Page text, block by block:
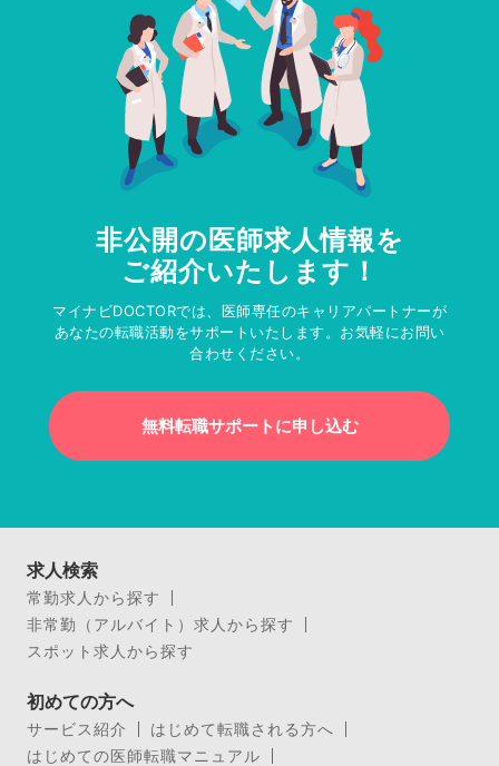
非公開の医師求人情報を
ご紹介いたします！
マイナビDOCTORでは、医師専任のキャリアパートナーが
あなたの転職活動をサポートいたします。お気軽にお問い
合わせください。
無料転職サポートに申し込む
求人検索
常勤求人から探す
非常勤（アルバイト）求人から探す
スポット求人から探す
初めての方へ
サービス紹介
はじめて転職される方へ
はじめての医師転職マニュアル